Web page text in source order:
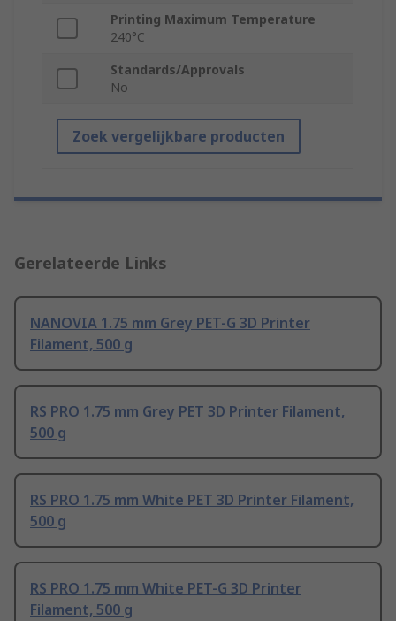
Printing Maximum Temperature
240°C
Standards/Approvals
No
Zoek vergelijkbare producten
Gerelateerde Links
NANOVIA 1.75 mm Grey PET-G 3D Printer
Filament, 500 g
RS PRO 1.75 mm Grey PET 3D Printer Filament,
500 g
RS PRO 1.75 mm White PET 3D Printer Filament,
500 g
RS PRO 1.75 mm White PET-G 3D Printer
Filament, 500 g